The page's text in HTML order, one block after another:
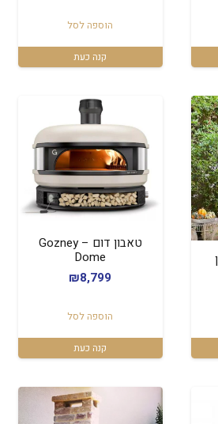
הוספה לסל
קנה כעת
טאבון דום – Gozney
Dome
₪8,799
הוספה לסל
קנה כעת